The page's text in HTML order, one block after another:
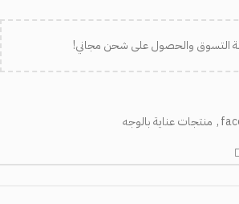
التسوق والحصول على شحن مجاني!
, منتجات عناية بالوجه